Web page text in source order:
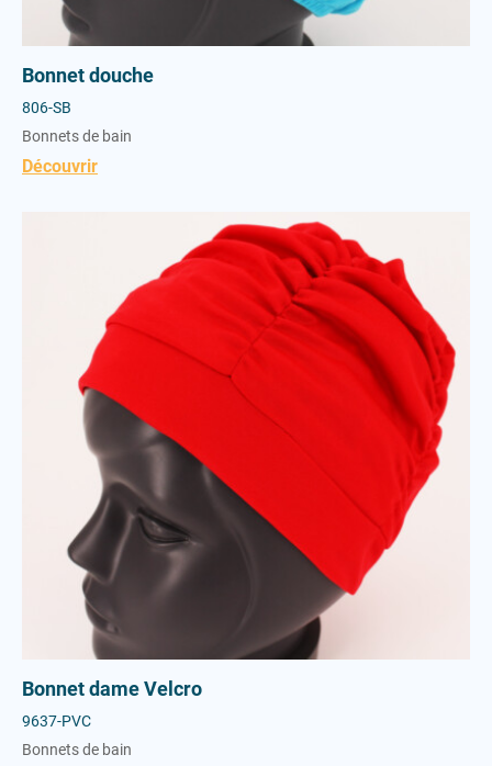
Bonnet douche
806-SB
Bonnets de bain
Découvrir
Bonnet dame Velcro
9637-PVC
Bonnets de bain